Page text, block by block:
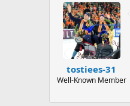
tostiees-31
Well-Known Member